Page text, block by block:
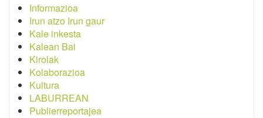
Informazioa
Irun atzo Irun gaur
Kale inkesta
Kalean Bai
Kirolak
Kolaborazioa
Kultura
LABURREAN
Publierreportajea